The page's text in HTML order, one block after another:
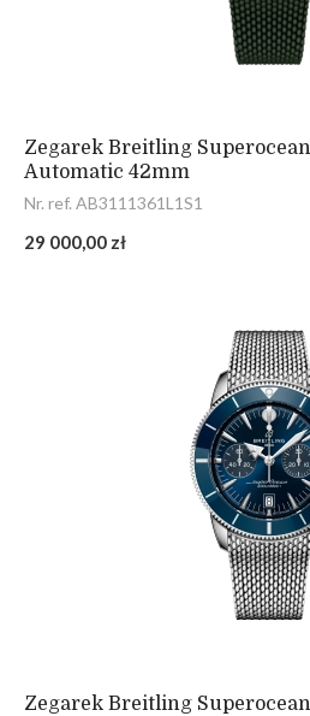
Zegarek Breitling
Automatic 42mm
Nr. ref. AB3111361L1S1
29 000,00 zł
Zegarek Breitling